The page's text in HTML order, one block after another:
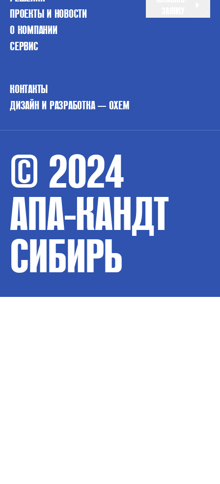
ПРОЕКТЫ И НОВОСТИ
О КОМПАНИИ
СЕРВИС
КОНТАКТЫ
ДИЗАЙН И РАЗРАБОТКА — OXEM
© 2024
АПА-КАНДТ
СИБИРЬ